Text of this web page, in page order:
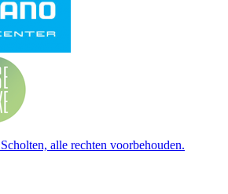
alle rechten voorbehouden.